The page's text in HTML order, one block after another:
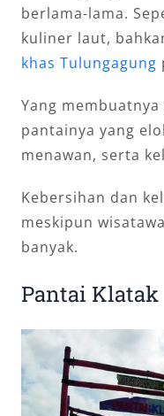
berlama-lama.
kuliner laut,
khas Tulungagung
Yang
pantainya yang
menawan, serta
Kebersihan dan
meskipun
banyak.
Pantai Klatak